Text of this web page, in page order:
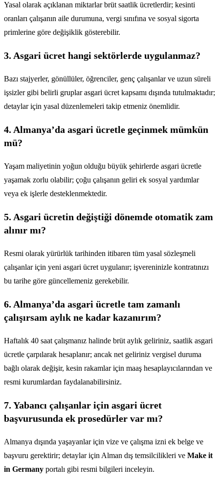
Yasal olarak açıklanan miktarlar brüt saatlik ücretlerdir; kesinti
oranları çalışanın aile durumuna, vergi sınıfına ve sosyal sigorta
primlerine göre değişiklik gösterebilir.
3. Asgari ücret hangi sektörlerde uygulanmaz?
Bazı stajyerler, gönüllüler, öğrenciler, genç çalışanlar ve uzun süreli
işsizler gibi belirli gruplar asgari ücret kapsamı dışında tutulmaktadır;
detaylar için yasal düzenlemeleri takip etmeniz önemlidir.
4. Almanya’da asgari ücretle geçinmek mümkün
mü?
Yaşam maliyetinin yoğun olduğu büyük şehirlerde asgari ücretle
yaşamak zorlu olabilir; çoğu çalışanın geliri ek sosyal yardımlar
veya ek işlerle desteklenmektedir.
5. Asgari ücretin değiştiği dönemde otomatik zam
alınır mı?
Resmi olarak yürürlük tarihinden itibaren tüm yasal sözleşmeli
çalışanlar için yeni asgari ücret uygulanır; işvereninizle kontratınızı
bu tarihe göre güncellemeniz gerekebilir.
6. Almanya’da asgari ücretle tam zamanlı
çalışırsam aylık ne kadar kazanırım?
Haftalık 40 saat çalışmanız halinde brüt aylık geliriniz, saatlik asgari
ücretle çarpılarak hesaplanır; ancak net geliriniz vergisel duruma
bağlı olarak değişir, kesin rakamlar için maaş hesaplayıcılarından ve
resmi kurumlardan faydalanabilirsiniz.
7. Yabancı çalışanlar için asgari ücret
başvurusunda ek prosedürler var mı?
Almanya dışında yaşayanlar için vize ve çalışma izni ek belge ve
başvuru gerektirir; detaylar için Alman dış temsilcilikleri ve Make it
in Germany portalı gibi resmi bilgileri inceleyin.